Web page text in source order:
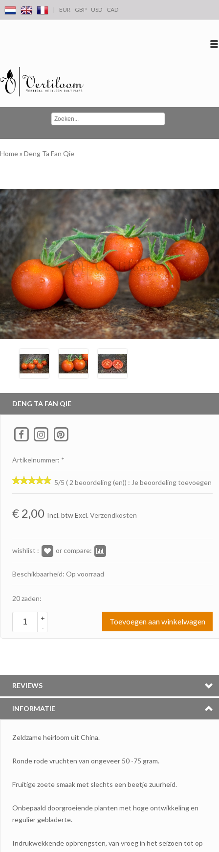
| EUR GBP USD CAD
Home» Deng Ta Fan Qie
DENG TA FAN QIE
Artikelnummer: *
5/5 ( 2 beoordeling (en)) : Je beoordeling toevoegen
€ 2,00 Incl. btw Excl. Verzendkosten
wishlist : or compare:
Beschikbaarheid: Op voorraad
20 zaden:
+
-
Toevoegen aan winkelwagen
REVIEWS
INFORMATIE
Zeldzame heirloom uit China.
Ronde rode vruchten van ongeveer 50 -75 gram.
Fruitige zoete smaak met slechts een beetje zuurheid.
Onbepaald doorgroeiende planten met hoge ontwikkeling en
regulier gebladerte.
Indrukwekkende opbrengsten, van vroeg in het seizoen tot op